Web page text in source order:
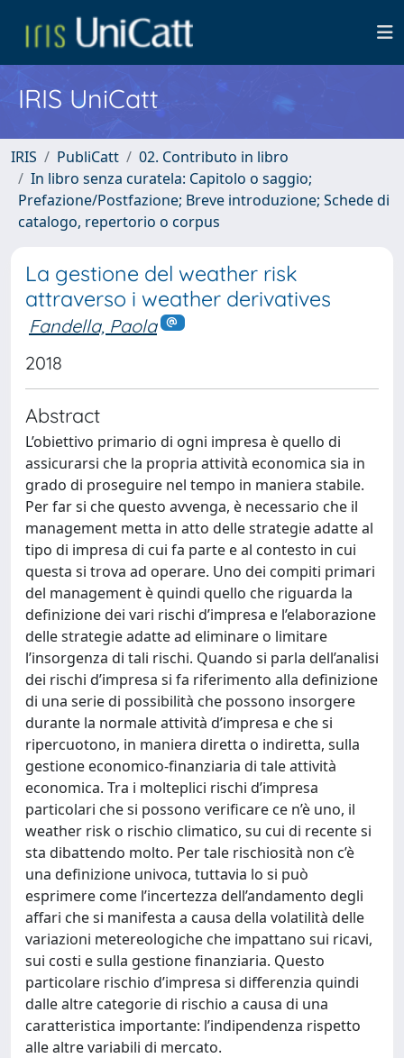
IRIS UniCatt
IRIS PubliCatt
02. Contributo in libro
In libro senza curatela: Capitolo o saggio;
Prefazione/Postfazione; Breve introduzione; Schede di
catalogo, repertorio o corpus
La gestione del weather risk
attraverso i weather derivatives
Fandella, Paola
2018
Abstract
L’obiettivo primario di ogni impresa è quello di
assicurarsi che la propria attività economica sia in
grado di proseguire nel tempo in maniera stabile.
Per far si che questo avvenga, è necessario che il
management metta in atto delle strategie adatte al
tipo di impresa di cui fa parte e al contesto in cui
questa si trova ad operare. Uno dei compiti primari
del management è quindi quello che riguarda la
definizione dei vari rischi d’impresa e l’elaborazione
delle strategie adatte ad eliminare o limitare
l’insorgenza di tali rischi. Quando si parla dell’analisi
dei rischi d’impresa si fa riferimento alla definizione
di una serie di possibilità che possono insorgere
durante la normale attività d’impresa e che si
ripercuotono, in maniera diretta o indiretta, sulla
gestione economico-finanziaria di tale attività
economica. Tra i molteplici rischi d’impresa
particolari che si possono verificare ce n’è uno, il
weather risk o rischio climatico, su cui di recente si
sta dibattendo molto. Per tale rischiosità non c’è
una definizione univoca, tuttavia lo si può
esprimere come l’incertezza dell’andamento degli
affari che si manifesta a causa della volatilità delle
variazioni metereologiche che impattano sui ricavi,
sui costi e sulla gestione finanziaria. Questo
particolare rischio d’impresa si differenzia quindi
dalle altre categorie di rischio a causa di una
caratteristica importante: l’indipendenza rispetto
alle altre variabili di mercato.